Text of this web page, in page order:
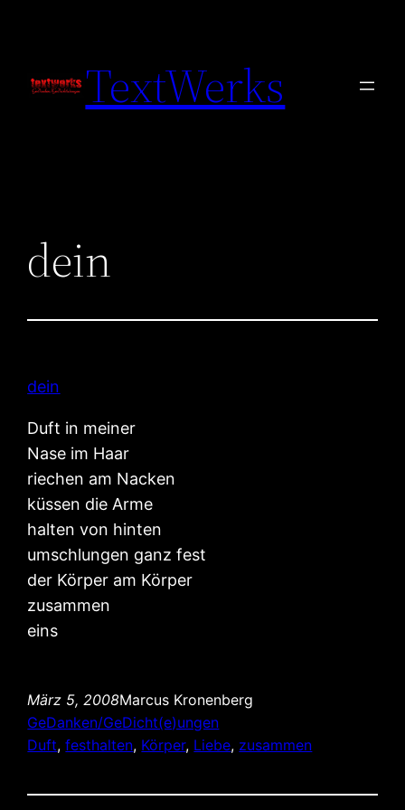
TextWerks
dein
dein
Duft in meiner
Nase im Haar
riechen am Nacken
küssen die Arme
halten von hinten
umschlungen ganz fest
der Körper am Körper
zusammen
eins
März 5, 2008Marcus Kronenberg
GeDanken/GeDicht(e)ungen
Duft, festhalten, Körper, Liebe, zusammen